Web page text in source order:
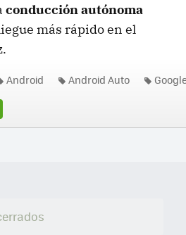
conducción autónoma
más rápido en el
Android Android Auto